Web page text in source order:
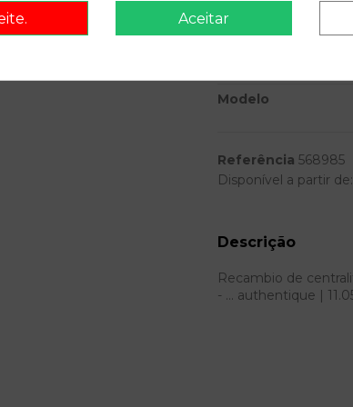
Potencia
Ref.Marca
Modelo
Referência 568985
Disponível a partir de:
Descrição
Recambio de
- ... authentique |
Aceitar